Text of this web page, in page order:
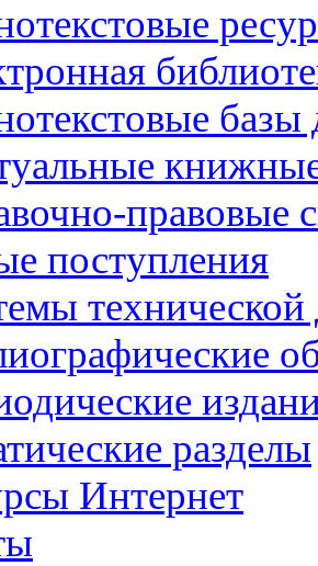
правовые
поступления
разделы
Интернет